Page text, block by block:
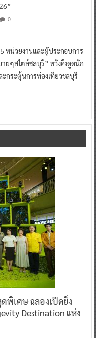
0
หน่วยงานและผู้ประกอบการ
ยๆสไตล์ชลบุรี” หวังดึงดูดนัก
ะกระตุ้นการท่องเที่ยวชลบุรี
พิเศษ ฉลองเปิดยิ่ง
Destination แห่ง